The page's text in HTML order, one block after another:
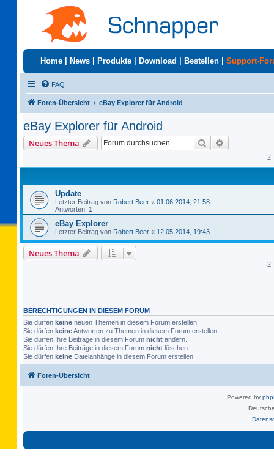
Home News Produkte Download Bestellen Support-
FAQ
Foren-Übersicht eBay Explorer für Android
eBay Explorer für Android
Neues Thema Suche
2
Update
Letzter Beitrag von Robert Beer « 01.06.2014, 21:58
Antworten: 1
eBay Explorer
Letzter Beitrag von Robert Beer « 12.05.2014, 19:43
Neues Thema
2
BERECHTIGUNGEN IN DIESEM FORUM
Sie dürfen keine neuen Themen in diesem Forum erstellen.
Sie dürfen keineAntworten zu Themen in diesem Forum erstellen.
Sie dürfen Ihre Beiträge in diesem Forum nicht ändern.
Sie dürfen Ihre Beiträge in diesem Forum nicht löschen.
Sie dürfen keine Dateianhänge in diesem Forum erstellen.
Foren-Übersicht
Powered by